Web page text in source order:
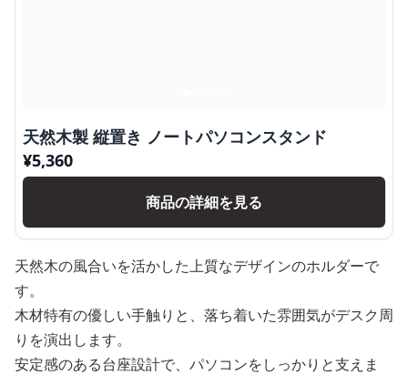
天然木製 縦置き ノートパソコンスタンド
¥5,360
商品の詳細を見る
天然木の風合いを活かした上質なデザインのホルダーで
す。
木材特有の優しい手触りと、落ち着いた雰囲気がデスク周
りを演出します。
安定感のある台座設計で、パソコンをしっかりと支えま